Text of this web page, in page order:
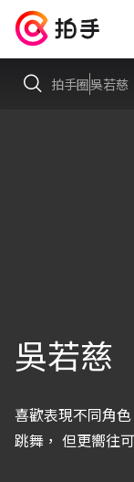
拍手圈吳若慈
吳若慈
喜歡表現不同角
跳舞， 但更嚮往